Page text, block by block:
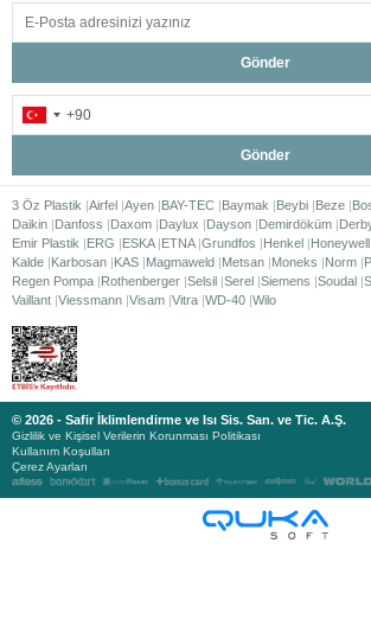
Gönder
Gönder
3 Öz Plastik Airfel Ayen BAY-TEC Baymak Beybi Beze
Daikin Danfoss Daxom Daylux Dayson Demirdöküm
Emir Plastik
ERG ESKA ETNA Grundfos Henkel Honeywell
Kalde Karbosan KAS Magmaweld Metsan Moneks Norm
Regen Pompa Rothenberger Selsil Serel Siemens Soudal
Vaillant Viessmann Visam Vitra WD-40 Wilo
© 2026 - Safir İklimlendirme ve Isı Sis. San. ve Tic. A.Ş.
Gizlilik ve Kişisel Verilerin Korunması Politikası
Kullanım Koşulları
Çerez Ayarları